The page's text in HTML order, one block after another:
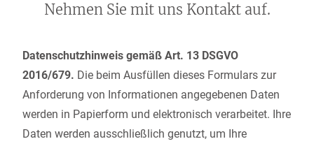
Nehmen Sie mit uns Kontakt auf.
Datenschutzhinweis gemäß Art. 13 DSGVO
2016/679. Die beim Ausfüllen dieses Formulars zur
Anforderung von Informationen angegebenen Daten
werden in Papierform und elektronisch verarbeitet. Ihre
Daten werden ausschließlich genutzt, um Ihre